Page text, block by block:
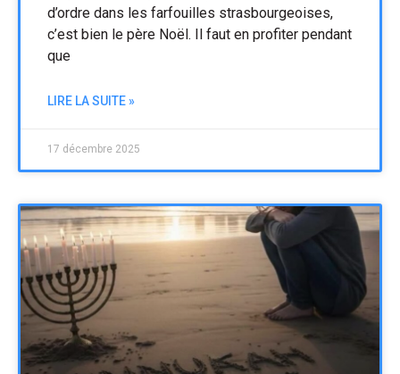
d’ordre dans les farfouilles strasbourgeoises,
c’est bien le père Noël. Il faut en profiter pendant
que
LIRE LA SUITE »
17 décembre 2025